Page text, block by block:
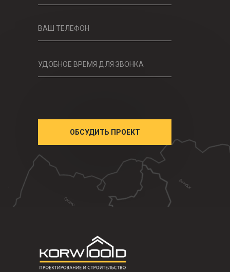
ВАШ ТЕЛЕФОН
УДОБНОЕ ВРЕМЯ ДЛЯ ЗВОНКА
ОБСУДИТЬ ПРОЕКТ